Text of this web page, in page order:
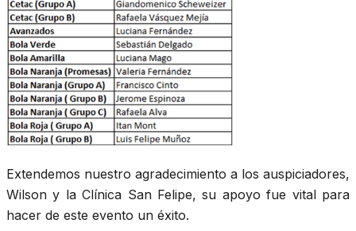
Extendemos nuestro agradecimiento a los auspiciadores,
Wilson y la Clínica San Felipe, su apoyo fue vital para
hacer de este evento un éxito.